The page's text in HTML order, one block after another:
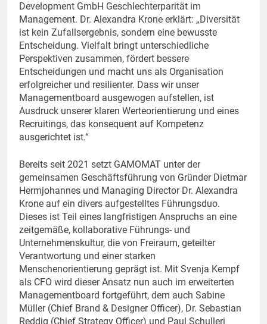
Development GmbH Geschlechterparität im
Management. Dr. Alexandra Krone erklärt: „Diversität
ist kein Zufallsergebnis, sondern eine bewusste
Entscheidung. Vielfalt bringt unterschiedliche
Perspektiven zusammen, fördert bessere
Entscheidungen und macht uns als Organisation
erfolgreicher und resilienter. Dass wir unser
Managementboard ausgewogen aufstellen, ist
Ausdruck unserer klaren Werteorientierung und eines
Recruitings, das konsequent auf Kompetenz
ausgerichtet ist.“
Bereits seit 2021 setzt GAMOMAT unter der
gemeinsamen Geschäftsführung von Gründer Dietmar
Hermjohannes und Managing Director Dr. Alexandra
Krone auf ein divers aufgestelltes Führungsduo.
Dieses ist Teil eines langfristigen Anspruchs an eine
zeitgemäße, kollaborative Führungs- und
Unternehmenskultur, die von Freiraum, geteilter
Verantwortung und einer starken
Menschenorientierung geprägt ist. Mit Svenja Kempf
als CFO wird dieser Ansatz nun auch im erweiterten
Managementboard fortgeführt, dem auch Sabine
Müller (Chief Brand & Designer Officer), Dr. Sebastian
Reddig (Chief Strategy Officer) und Paul Schulleri